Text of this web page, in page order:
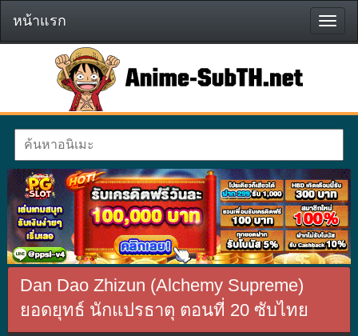
หน้า
แรก
หน้าแรก
Dan Dao Zhizun (Alchemy Supreme)
ยอดยุทธ์ นักแปรธาตุ ตอนที่ 20 ซับไทย